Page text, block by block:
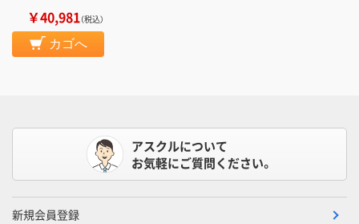
￥40,981（税込）
カゴへ
アスクルについて
お気軽にご質問ください。
新規会員登録